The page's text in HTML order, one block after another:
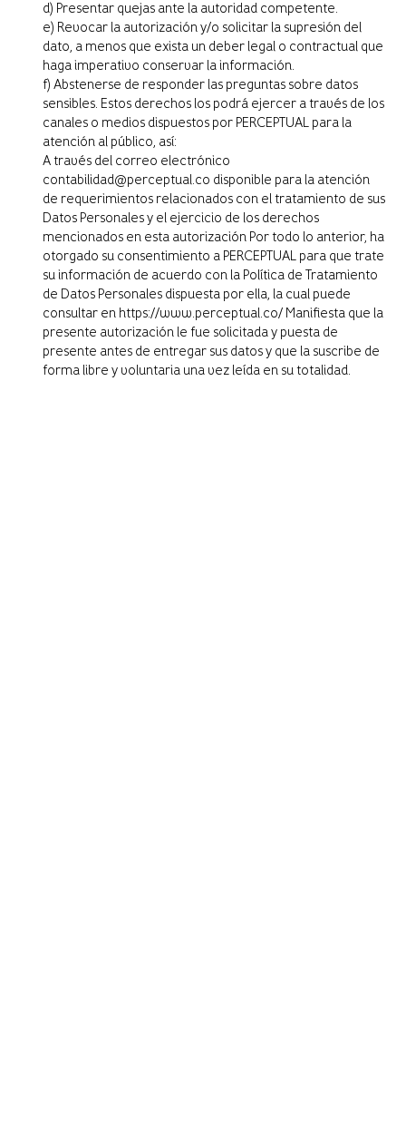
d) Presentar quejas ante la autoridad competente.
e) Revocar la autorización y/o solicitar la supresión del
dato, a menos que exista un deber legal o contractual que
haga imperativo conservar la información.
f) Abstenerse de responder las preguntas sobre datos
sensibles. Estos derechos los podrá ejercer a través de los
canales o medios dispuestos por PERCEPTUAL para la
atención al público, así:
A través del correo electrónico
contabilidad@perceptual.co disponible para la atención
de requerimientos relacionados con el tratamiento de sus
Datos Personales y el ejercicio de los derechos
mencionados en esta autorización Por todo lo anterior, ha
otorgado su consentimiento a PERCEPTUAL para que trate
su información de acuerdo con la Política de Tratamiento
de Datos Personales dispuesta por ella, la cual puede
consultar en https://www.perceptual.co/ Manifiesta que la
presente autorización le fue solicitada y puesta de
presente antes de entregar sus datos y que la suscribe de
forma libre y voluntaria una vez leída en su totalidad.